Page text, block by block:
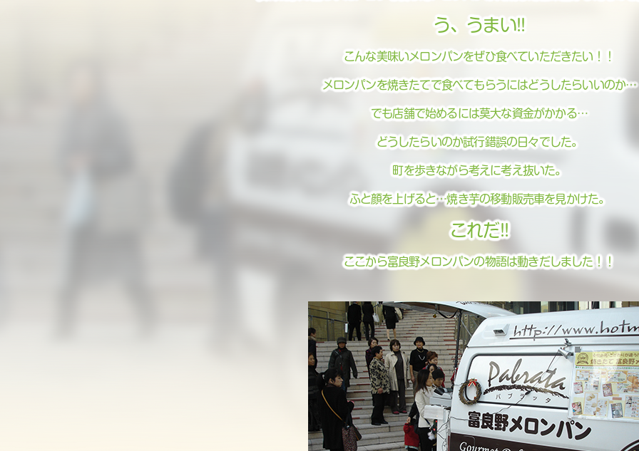
う、うまい!!
こんな美味いメロンパンをぜひ食べていただきたい！！
メロンパンを焼きたてで食べてもらうにはどうしたらいいのか…
でも店舗で始めるには莫大な資金がかかる…
どうしたらいのか試行錯誤の日々でした。
町を歩きながら考えに考え抜いた。
ふと顔を上げると…焼き芋の移動販売車を見かけた。
これだ!!
ここから富良野メロンパンの物語は動きだしました！！